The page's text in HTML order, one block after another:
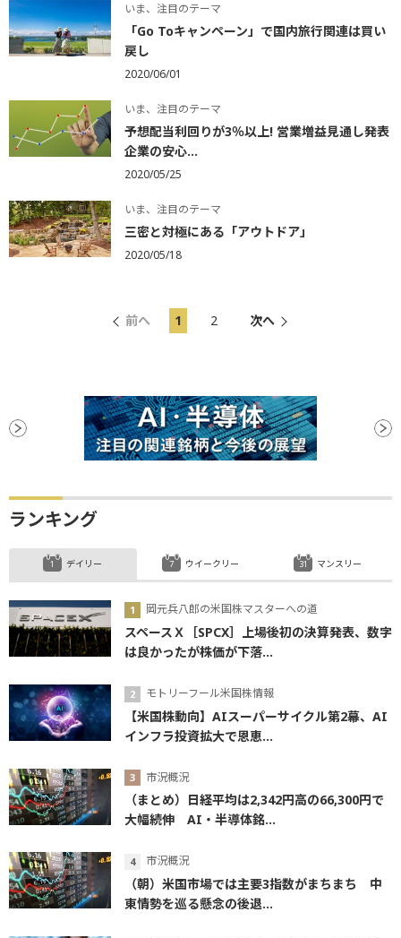
いま、注目のテーマ
「Go Toキャンペーン」で国内旅行関連は買い
戻し
2020/06/01
いま、注目のテーマ
予想配当利回りが3％以上! 営業増益見通し発表
企業の安心...
2020/05/25
いま、注目のテーマ
三密と対極にある「アウトドア」
2020/05/18
前へ 1 2 次へ
ランキング
デイリー
岡元兵八郎の米国株マスターへの道
スペースＸ［SPCX］上場後初の決算発表、数字
は良かったが株価が下落...
モトリーフール米国株情報
【米国株動向】AIスーパーサイクル第2幕、AI
インフラ投資拡大で恩恵...
市況概況
（まとめ）日経平均は2,342円高の66,300円で
大幅続伸 AI・半導体銘...
市況概況
（朝）米国市場では主要3指数がまちまち 中
東情勢を巡る懸念の後退...
ウイークリー マンスリー